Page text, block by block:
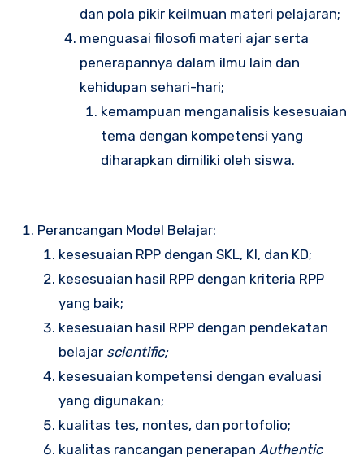
dan pola pikir keilmuan materi pelajaran;
menguasai filosofi materi ajar serta
penerapannya dalam ilmu lain dan
kehidupan sehari-hari;
kemampuan menganalisis kesesuaian
tema dengan kompetensi yang
diharapkan dimiliki oleh siswa.
Perancangan Model Belajar:
kesesuaian RPP dengan SKL, KI, dan KD;
kesesuaian hasil RPP dengan kriteria RPP
yang baik;
kesesuaian hasil RPP dengan pendekatan
belajar scientific;
kesesuaian kompetensi dengan evaluasi
yang digunakan;
kualitas tes, nontes, dan portofolio;
kualitas rancangan penerapan Authentic